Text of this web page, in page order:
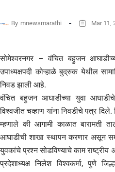
By mnewsmarathi Mar 11,
सोमेश्वरनगर – वंचित बहुजन
उपाध्यक्षपदी कोऱ्हाळे बुद्रुक येथील
निवड झाली आहे.
वंचित बहुजन आघाडीच्या युवा आघाडीचे
विश्वजीत चव्हाण यांना निवडीचे पत्र
म्हणाले की आगामी काळात बारामती
आघाडीची शाखा स्थापन करणार असून
युवकांचे प्रश्न सोडविण्याचे काम
प्रदेशाध्यक्ष निलेश विश्वकर्मा, पुणे